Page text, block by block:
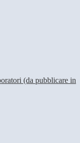
(da pubblicare in